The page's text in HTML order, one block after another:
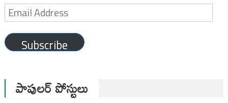
Email
Address
Subscribe
పాపులర్ పోస్టులు